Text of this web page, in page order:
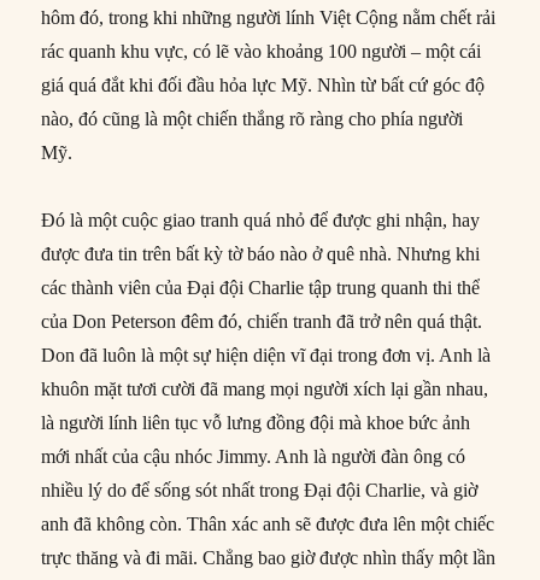
hôm đó, trong khi những người lính Việt Cộng nằm chết rải
rác quanh khu vực, có lẽ vào khoảng 100 người – một cái
giá quá đắt khi đối đầu hỏa lực Mỹ. Nhìn từ bất cứ góc độ
nào, đó cũng là một chiến thắng rõ ràng cho phía người
Mỹ.
Đó là một cuộc giao tranh quá nhỏ để được ghi nhận, hay
được đưa tin trên bất kỳ tờ báo nào ở quê nhà. Nhưng khi
các thành viên của Đại đội Charlie tập trung quanh thi thể
của Don Peterson đêm đó, chiến tranh đã trở nên quá thật.
Don đã luôn là một sự hiện diện vĩ đại trong đơn vị. Anh là
khuôn mặt tươi cười đã mang mọi người xích lại gần nhau,
là người lính liên tục vỗ lưng đồng đội mà khoe bức ảnh
mới nhất của cậu nhóc Jimmy. Anh là người đàn ông có
nhiều lý do để sống sót nhất trong Đại đội Charlie, và giờ
anh đã không còn. Thân xác anh sẽ được đưa lên một chiếc
trực thăng và đi mãi. Chẳng bao giờ được nhìn thấy một lần